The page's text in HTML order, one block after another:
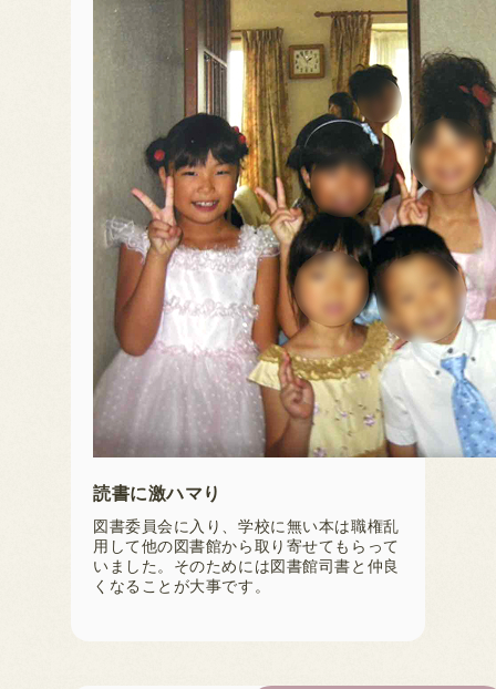
読書に激ハマり
図書委員会に入り、学校に無い本は職権乱
用して他の図書館から取り寄せてもらって
いました。そのためには図書館司書と仲良
くなることが大事です。